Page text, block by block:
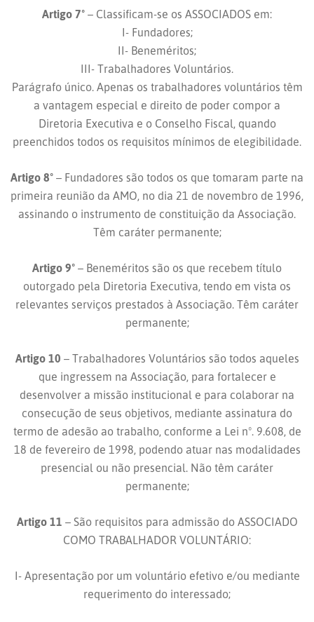
Artigo 7º – Classificam-se os ASSOCIADOS em:
I- Fundadores;
II- Beneméritos;
III- Trabalhadores Voluntários.
Parágrafo único. Apenas os trabalhadores voluntários têm
a vantagem especial e direito de poder compor a
Diretoria Executiva e o Conselho Fiscal, quando
preenchidos todos os requisitos mínimos de elegibilidade.
Artigo 8º – Fundadores são todos os que tomaram parte na
primeira reunião da AMO, no dia 21 de novembro de 1996,
assinando o instrumento de constituição da Associação.
Têm caráter permanente;
Artigo 9º – Beneméritos são os que recebem título
outorgado pela Diretoria Executiva, tendo em vista os
relevantes serviços prestados à Associação. Têm caráter
permanente;
Artigo 10 – Trabalhadores Voluntários são todos aqueles
que ingressem na Associação, para fortalecer e
desenvolver a missão institucional e para colaborar na
consecução de seus objetivos, mediante assinatura do
termo de adesão ao trabalho, conforme a Lei nº. 9.608, de
18 de fevereiro de 1998, podendo atuar nas modalidades
presencial ou não presencial. Não têm caráter
permanente;
Artigo 11 – São requisitos para admissão do ASSOCIADO
COMO TRABALHADOR VOLUNTÁRIO:
I- Apresentação por um voluntário efetivo e/ou mediante
requerimento do interessado;